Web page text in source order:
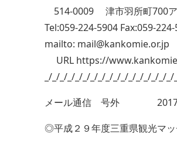
514-0009 津市羽所町700ア
Tel:059-224-5904 Fax:059-
mailto: mail@kankomie.or.jp
URL https://
_/_/_/_/_/_/_/_/_/_/_/_/_/_/_/_/
メール通信 号外 2017
◎平成２９年度三重県観光マ